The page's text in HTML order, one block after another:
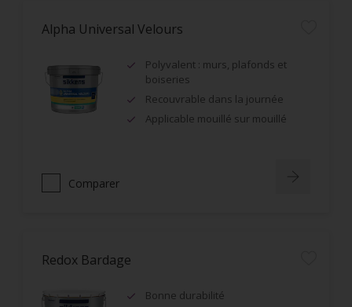
Alpha Universal Velours
Polyvalent : murs, plafonds et
boiseries
Recouvrable dans la journée
Applicable mouillé sur mouillé
Comparer
Redox Bardage
Bonne durabilité